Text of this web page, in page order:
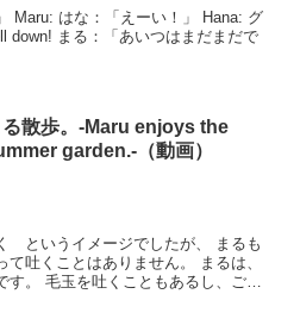
」 Hana: グ
る散歩。-Maru enjoys the
garden.-（動画）
というイメージでしたが、 まるも
ことはありません。 まるは、
。 毛玉を吐くこともあるし、ご飯